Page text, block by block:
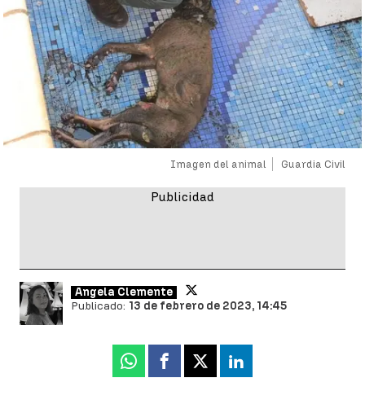
Imagen del animal Guardia Civil
Ángela Clemente
Publicado: 13 de febrero de 2023, 14:45
Whatsapp
Facebook
X Linkedin